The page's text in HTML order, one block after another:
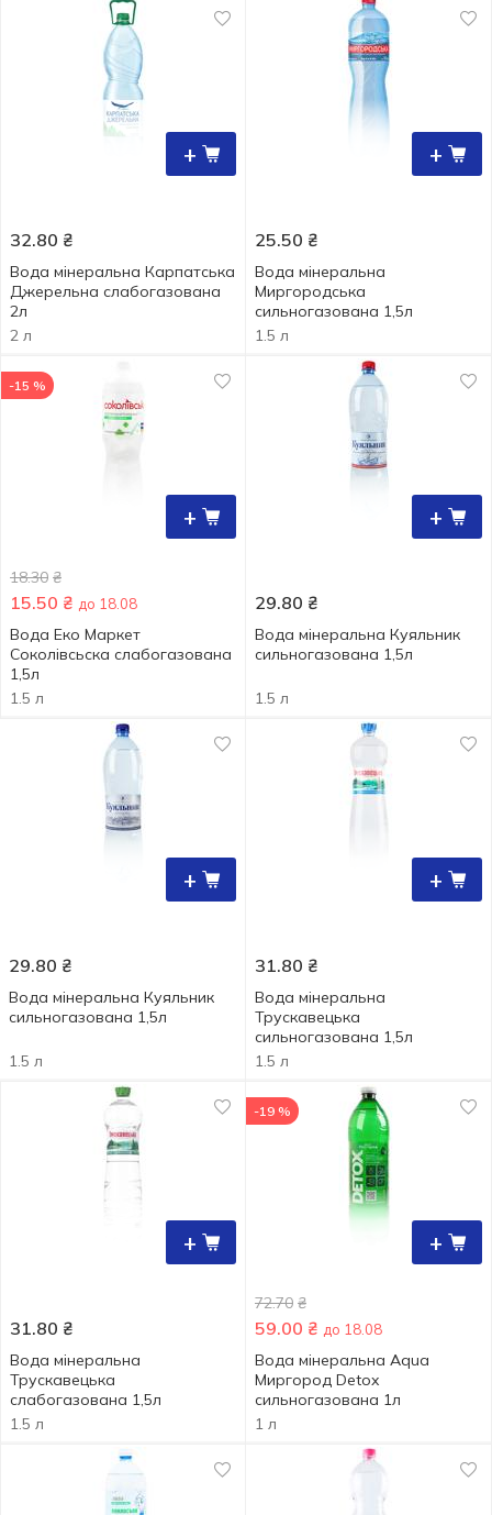
+
32.80 ₴
Вода мінеральна Карпатська
Джерельна слабогазована
2л
2 л
+
25.50 ₴
Вода мінеральна
Миргородська
сильногазована 1,5л
1.5 л
+
-15 %
18.30 ₴
15.50 ₴ до 18.08
Вода Еко Маркет
Соколівсьска слабогазована
1,5л
1.5 л
+
29.80 ₴
Вода мінеральна Куяльник
сильногазована 1,5л
1.5 л
+
29.80 ₴
Вода мінеральна Куяльник
сильногазована 1,5л
1.5 л
+
31.80 ₴
Вода мінеральна
Трускавецька
сильногазована 1,5л
1.5 л
+
31.80 ₴
Вода мінеральна
Трускавецька
слабогазована 1,5л
1.5 л
+
-19 %
72.70 ₴
59.00 ₴ до 18.08
Вода мінеральна Aqua
Миргород Detox
сильногазована 1л
1 л